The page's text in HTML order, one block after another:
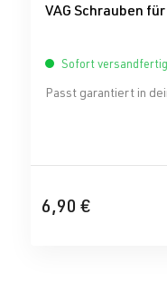
VAG Schrauben
Sofort
Passt garantiert in
6,90 €